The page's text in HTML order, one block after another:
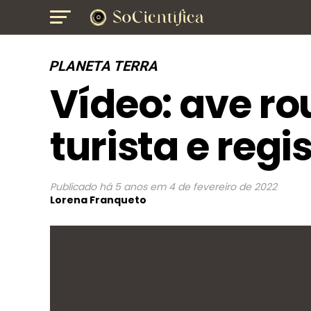
PLANETA TERRA
Vídeo: ave
turista e
Publicado há 5 anos em 4 de fevereiro de 2022
Lorena Franqueto